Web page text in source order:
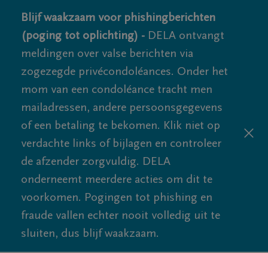
Blijf waakzaam voor phishingberichten
(poging tot oplichting) - DELA ontvangt
meldingen over valse berichten via
zogezegde privécondoléances. Onder het
mom van een condoléance tracht men
mailadressen, andere persoonsgegevens
of een betaling te bekomen. Klik niet op
verdachte links of bijlagen en controleer
de afzender zorgvuldig. DELA
onderneemt meerdere acties om dit te
voorkomen. Pogingen tot phishing en
fraude vallen echter nooit volledig uit te
sluiten, dus blijf waakzaam.